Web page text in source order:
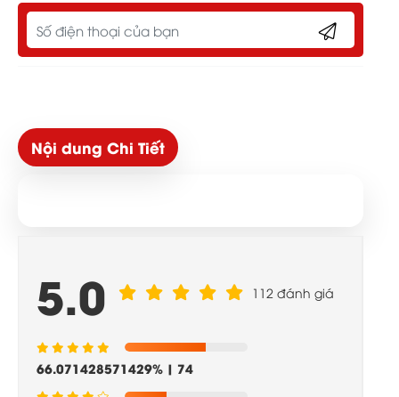
Nội dung Chi Tiết
5.0 112 đánh giá
66.071428571429% | 74